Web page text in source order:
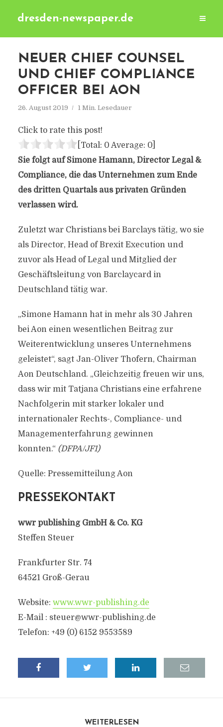
dresden-newspaper.de
NEUER CHIEF COUNSEL
UND CHIEF COMPLIANCE
OFFICER BEI AON
26. August 2019 1 Min. Lesedauer
Click to rate this post!
[Total: 0 Average: 0]
Sie folgt auf Simone Hamann, Director Legal &
Compliance, die das Unternehmen zum Ende
des dritten Quartals aus privaten Gründen
verlassen wird.
Zuletzt war Christians bei Barclays tätig, wo sie
als Director, Head of Brexit Execution und
zuvor als Head of Legal und Mitglied der
Geschäftsleitung von Barclaycard in
Deutschland tätig war.
„Simone Hamann hat in mehr als 30 Jahren
bei Aon einen wesentlichen Beitrag zur
Weiterentwicklung unseres Unternehmens
geleistet“, sagt Jan-Oliver Thofern, Chairman
Aon Deutschland. „Gleichzeitig freuen wir uns,
dass wir mit Tatjana Christians eine erfahrene
Nachfolgerin mit starker lokaler und
internationaler Rechts-, Compliance- und
Managementerfahrung gewinnen
konnten.“ (DFPA/JF1)
Quelle: Pressemitteilung Aon
PRESSEKONTAKT
wwr publishing GmbH & Co. KG
Steffen Steuer
Frankfurter Str. 74
64521 Groß-Gerau
Website: www.wwr-publishing.de
E-Mail : steuer@wwr-publishing.de
Telefon: +49 (0) 6152 9553589
WEITERLESEN